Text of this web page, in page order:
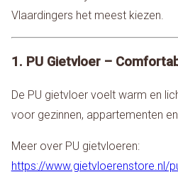
Vlaardingers het meest kiezen.
1. PU Gietvloer –
De PU gietvloer voelt warm en
voor gezinnen, appartementen
Meer over PU gietvloeren:
https://www.gietvloerenstore.nl/